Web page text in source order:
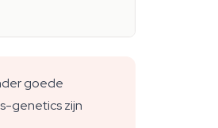
goede
genetics zijn